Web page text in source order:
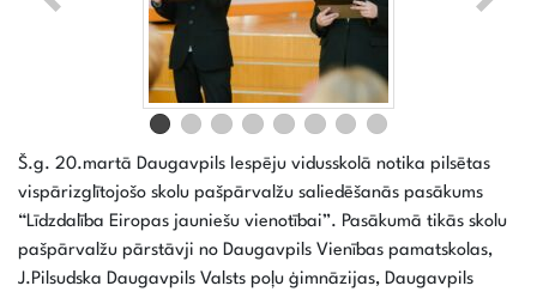
Š.g. 20.martā Daugavpils Iespēju vidusskolā notika pilsētas
vispārizglītojošo skolu pašpārvalžu saliedēšanās pasākums
“Līdzdalība Eiropas jauniešu vienotībai”. Pasākumā tikās skolu
pašpārvalžu pārstāvji no Daugavpils Vienības pamatskolas,
J.Pilsudska Daugavpils Valsts poļu ģimnāzijas, Daugavpils